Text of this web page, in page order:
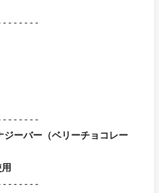
- - - - - - -
- - - - - - -
ジーバー（ベリーチョコレー
- - - - - - -